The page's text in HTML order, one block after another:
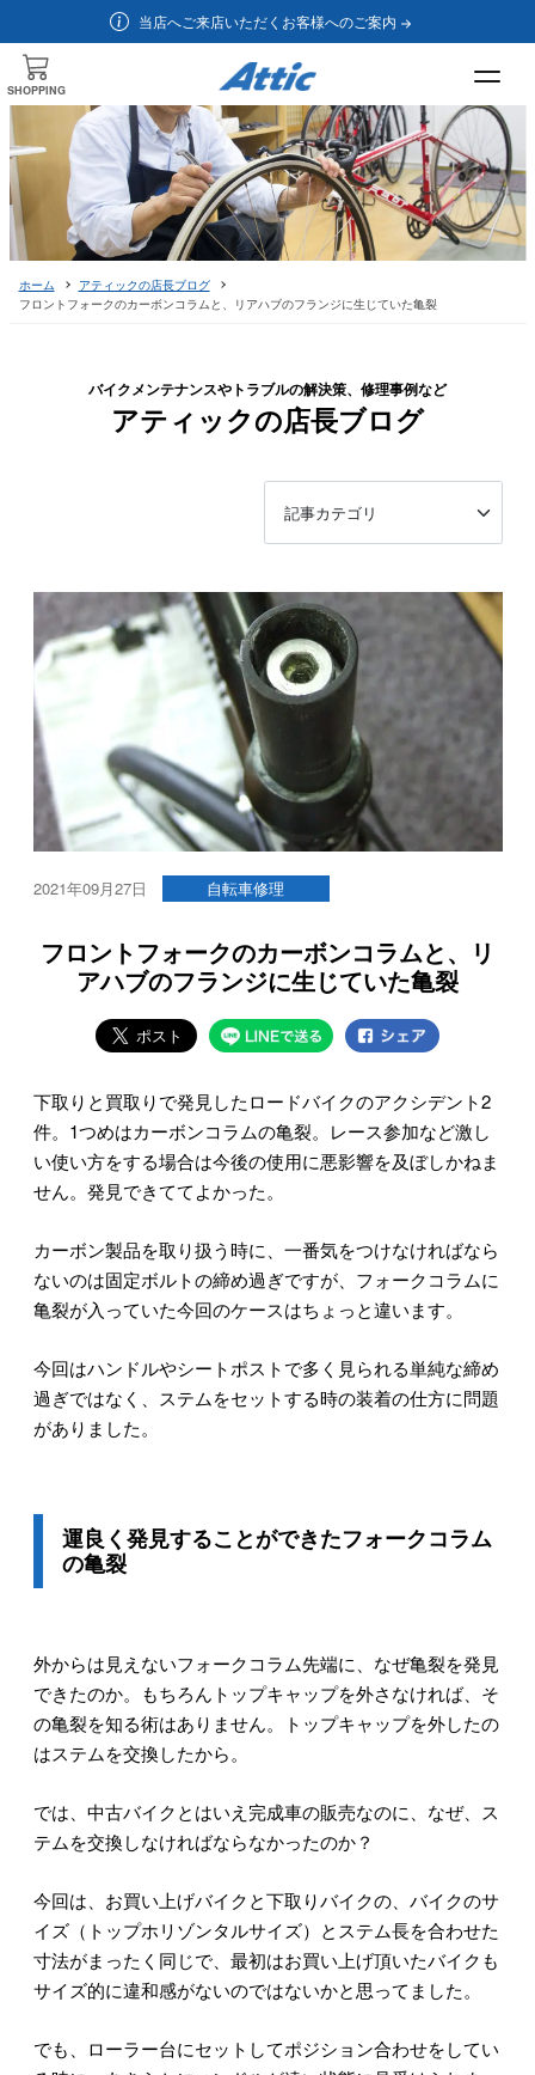
当店へご来店いただくお客様へのご案内
SHOPPING
ホーム
アティックの店長ブログ
フロントフォークのカーボンコラムと、リアハブのフランジに生じていた亀裂
バイクメンテナンスやトラブルの解決策、修理事例など
アティックの店長ブログ
2021年09月27日 自転車修理
フロントフォークのカーボンコラムと、リ
アハブのフランジに生じていた亀裂
下取りと買取りで発見したロードバイクのアクシデント2
件。1つめはカーボンコラムの亀裂。レース参加など激し
い使い方をする場合は今後の使用に悪影響を及ぼしかねま
せん。発見できててよかった。
カーボン製品を取り扱う時に、一番気をつけなければなら
ないのは固定ボルトの締め過ぎですが、フォークコラムに
亀裂が入っていた今回のケースはちょっと違います。
今回はハンドルやシートポストで多く見られる単純な締め
過ぎではなく、ステムをセットする時の装着の仕方に問題
がありました。
運良く発見することができたフォークコラム
の亀裂
外からは見えないフォークコラム先端に、なぜ亀裂を発見
できたのか。もちろんトップキャップを外さなければ、そ
の亀裂を知る術はありません。トップキャップを外したの
はステムを交換したから。
では、中古バイクとはいえ完成車の販売なのに、なぜ、ス
テムを交換しなければならなかったのか？
今回は、お買い上げバイクと下取りバイクの、バイクのサ
イズ（トップホリゾンタルサイズ）とステム長を合わせた
寸法がまったく同じで、最初はお買い上げ頂いたバイクも
サイズ的に違和感がないのではないかと思ってました。
でも、ローラー台にセットしてポジション合わせをしてい